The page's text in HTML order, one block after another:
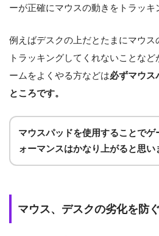
ーが正確にマウスの動きをトラッキ
例えばデスクの上だとたまにマウス
トラッキングしてくれないことな
ームをよくやる方などは必ずマウス
ところです。
マウスパッドを使用することでゲ
ォーマンスはかなり上がると思い
マウス、デスクの劣化を防ぐ